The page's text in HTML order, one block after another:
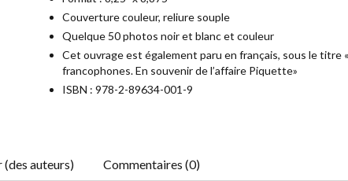
Couverture couleur, reliure souple
Quelque 50 photos noir et blanc et couleur
Cet ouvrage est également paru en français, sous le
francophones. En souvenir de l’affaire Piquette»
ISBN : 978-2-89634-001-9
auteurs) Commentaires (0)